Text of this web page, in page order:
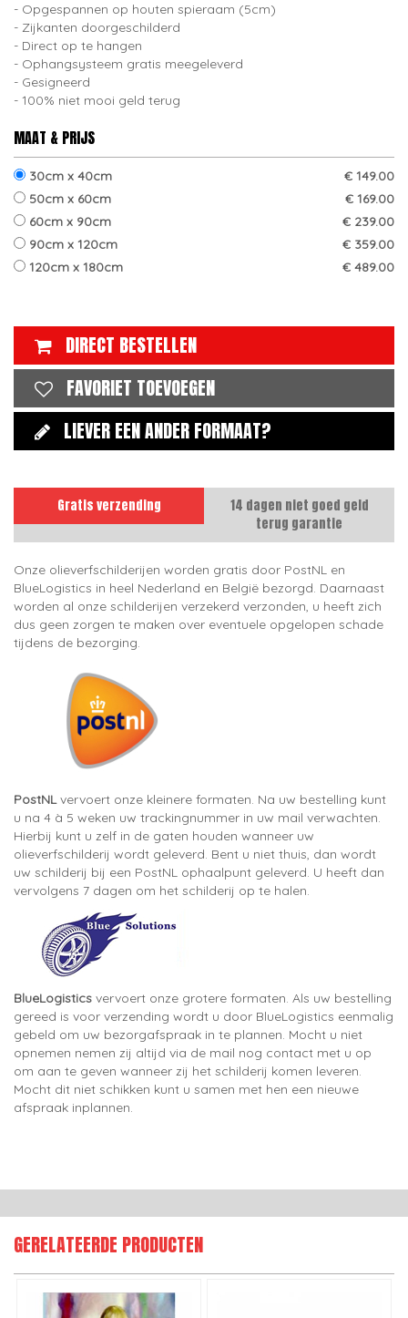
Opgespannen op houten spieraam (5cm)
Zijkanten doorgeschilderd
Direct op te hangen
Ophangsysteem gratis meegeleverd
Gesigneerd
100% niet mooi geld terug
MAAT & PRIJS
30cm x 40cm
€ 149.00
50cm x 60cm
€ 169.00
60cm x 90cm
€ 239.00
90cm x 120cm
€ 359.00
120cm x 180cm
€ 489.00
DIRECT BESTELLEN
FAVORIET TOEVOEGEN
LIEVER EEN ANDER FORMAAT?
Gratis verzending
14 dagen niet goed geld
terug garantie
Onze olieverfschilderijen worden gratis door PostNL en
BlueLogistics in heel Nederland en België bezorgd. Daarnaast
worden al onze schilderijen verzekerd verzonden, u heeft zich
dus geen zorgen te maken over eventuele opgelopen schade
tijdens de bezorging.
PostNLvervoert onze kleinere formaten. Na uw bestelling kunt
u na 4 à 5 weken uw trackingnummer in uw mail verwachten.
Hierbij kunt u zelf in de gaten houden wanneer uw
olieverfschilderij wordt geleverd. Bent u niet thuis, dan wordt
uw schilderij bij een PostNL ophaalpunt geleverd. U heeft dan
vervolgens 7 dagen om het schilderij op te halen.
BlueLogistics vervoert onze grotere formaten. Als uw bestelling
gereed is voor verzending wordt u door BlueLogistics eenmalig
gebeld om uw bezorgafspraak in te plannen. Mocht u niet
opnemen nemen zij altijd via de mail nog contact met u op
om aan te geven wanneer zij het schilderij komen leveren.
Mocht dit niet schikken kunt u samen met hen een nieuwe
afspraak inplannen.
GERELATEERDE PRODUCTEN